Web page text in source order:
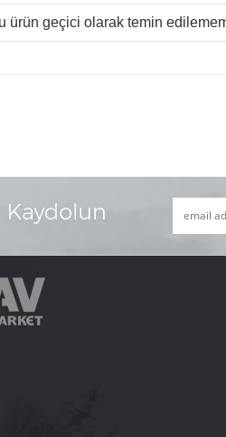
ürün geçici olarak temin